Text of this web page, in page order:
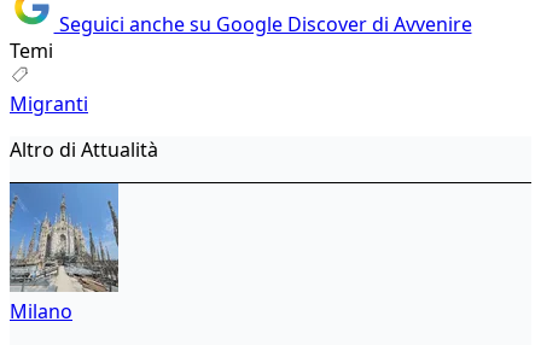
Seguici anche su Google Discover di Avvenire
Temi
Migranti
Altro di Attualità
Milano